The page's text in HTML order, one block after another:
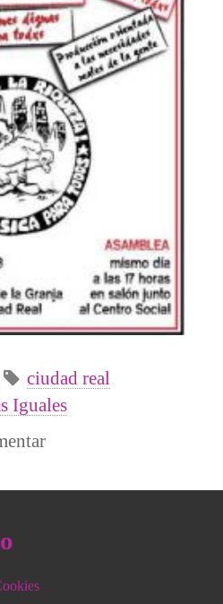
ciudad real
Iguales